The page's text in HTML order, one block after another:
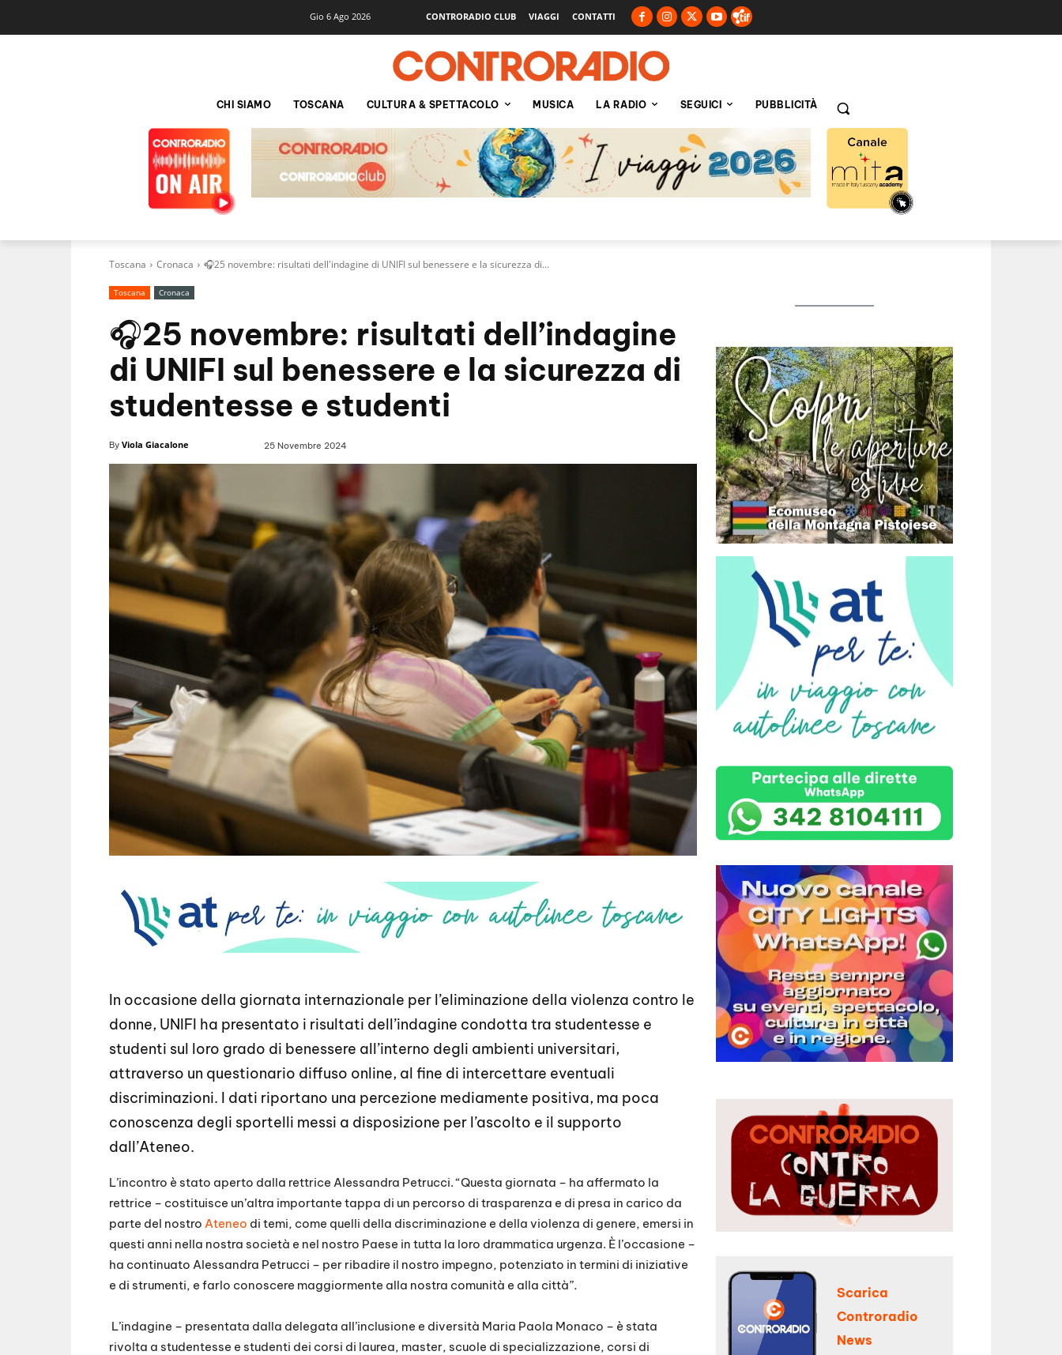
Gio 6 Ago 2026 CONTRORADIO CLUB VIAGGI CONTATTI
CHI SIAMO TOSCANA CULTURA & SPETTACOLO MUSICA LA RADIO SEGUICI PUBBLICITÀ
Toscana Cronaca 🎧25 novembre: risultati dell'indagine di UNIFI sul benessere e la sicurezza di...
Toscana Cronaca
🎧25 novembre: risultati dell’indagine
di UNIFI sul benessere e la sicurezza di
studentesse e studenti
By Viola Giacalone 25 Novembre 2024
In occasione della giornata internazionale per l’eliminazione della violenza contro le
donne, UNIFI ha presentato i risultati dell’indagine condotta tra studentesse e
studenti sul loro grado di benessere all’interno degli ambienti universitari,
attraverso un questionario diffuso online, al fine di intercettare eventuali
discriminazioni. I dati riportano una percezione mediamente positiva, ma poca
conoscenza degli sportelli messi a disposizione per l’ascolto e il supporto
dall’Ateneo.
L’incontro è stato aperto dalla rettrice Alessandra Petrucci. “Questa giornata – ha affermato la
rettrice – costituisce un’altra importante tappa di un percorso di trasparenza e di presa in carico da
parte del nostro Ateneo di temi, come quelli della discriminazione e della violenza di genere, emersi in
questi anni nella nostra società e nel nostro Paese in tutta la loro drammatica urgenza. È l’occasione –
ha continuato Alessandra Petrucci – per ribadire il nostro impegno, potenziato in termini di iniziative
e di strumenti, e farlo conoscere maggiormente alla nostra comunità e alla città”.
L’indagine – presentata dalla delegata all’inclusione e diversità Maria Paola Monaco – è stata
rivolta a studentesse e studenti dei corsi di laurea, master, scuole di specializzazione, corsi di
Scarica
Controradio
News